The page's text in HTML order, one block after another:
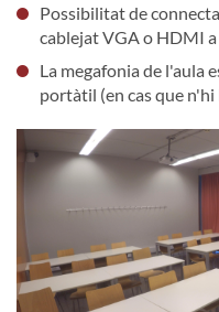
Possibilitat de
cablejat VGA o HDMI
La megafonia de l'aula
portàtil (en cas que n'hi